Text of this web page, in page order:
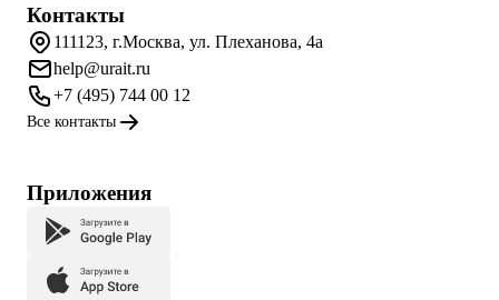
Контакты
111123, г.Москва, ул. Плеханова, 4а
help@urait.ru
+7 (495) 744 00 12
Все контакты
Приложения